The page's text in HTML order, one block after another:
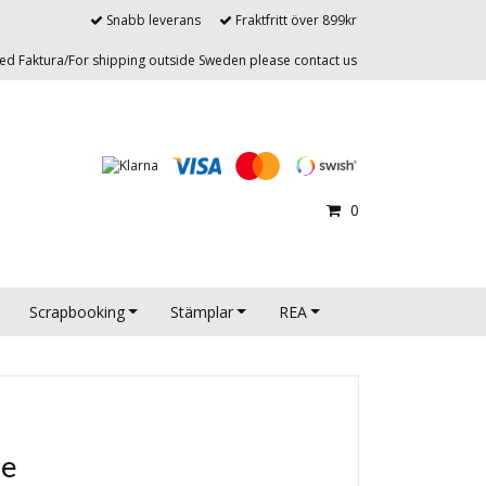
Snabb leverans Fraktfritt över 899kr
Faktura/For shipping outside Sweden please contact us
0
Scrapbooking Stämplar REA